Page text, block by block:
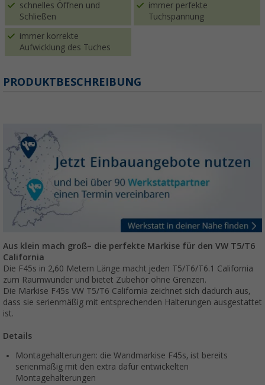
schnelles Öffnen und
Schließen
immer perfekte
Tuchspannung
immer korrekte
Aufwicklung des Tuches
PRODUKTBESCHREIBUNG
Aus klein mach groß– die perfekte Markise für den VW T5/T6
California
Die F45s in 2,60 Metern Länge macht jeden T5/T6/T6.1 California
zum Raumwunder und bietet Zubehör ohne Grenzen.
Die Markise F45s VW T5/T6 California zeichnet sich dadurch aus,
dass sie serienmäßig mit entsprechenden Halterungen ausgestattet
ist.
Details
Montagehalterungen: die Wandmarkise F45s, ist bereits
serienmäßig mit den extra dafür entwickelten
Montagehalterungen